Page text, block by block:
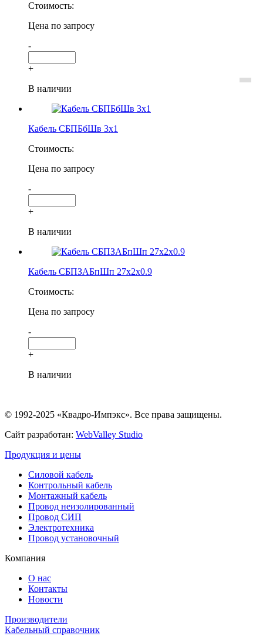
Стоимость:
Цена по запросу
-
+
В наличии
Кабель СБПБбШв 3х1
Стоимость:
Цена по запросу
-
+
В наличии
Кабель СБПЗАБпШп 27х2х0.9
Стоимость:
Цена по запросу
-
+
В наличии
© 1992-2025 «Квадро-Импэкс». Все права защищены.
Сайт разработан: WebValley Studio
Продукция и цены
Силовой кабель
Контрольный кабель
Монтажный кабель
Провод неизолированный
Провод СИП
Электротехника
Провод установочный
Компания
О нас
Контакты
Новости
Производители
Кабельный справочник